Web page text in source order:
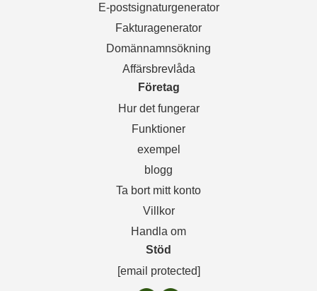
E-postsignaturgenerator
Fakturagenerator
Domännamnsökning
Affärsbrevlåda
Företag
Hur det fungerar
Funktioner
exempel
blogg
Ta bort mitt konto
Villkor
Handla om
Stöd
[email protected]